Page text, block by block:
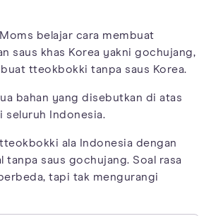
belajar cara membuat
saus khas Korea yakni gochujang,
tteokbokki tanpa saus Korea.
bahan yang disebutkan di atas
seluruh Indonesia.
ala Indonesia dengan
tanpa saus gochujang. Soal rasa
tapi tak mengurangi